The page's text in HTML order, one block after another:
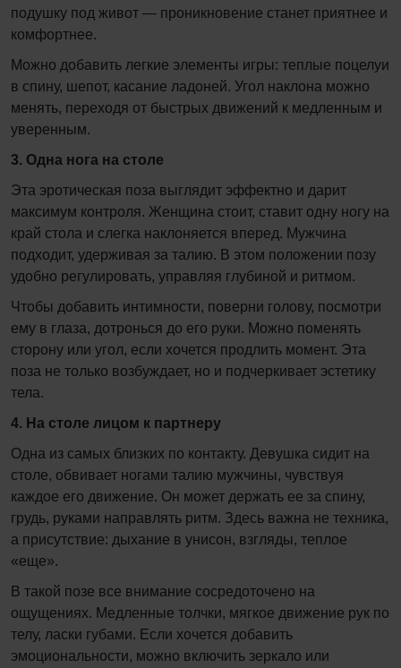
подушку под живот — проникновение станет приятнее и
комфортнее.
Можно добавить легкие элементы игры: теплые поцелуи
в спину, шепот, касание ладоней. Угол наклона можно
менять, переходя от быстрых движений к медленным и
уверенным.
3. Одна нога на столе
Эта эротическая поза выглядит эффектно и дарит
максимум контроля. Женщина стоит, ставит одну ногу на
край стола и слегка наклоняется вперед. Мужчина
подходит, удерживая за талию. В этом положении позу
удобно регулировать, управляя глубиной и ритмом.
Чтобы добавить интимности, поверни голову, посмотри
ему в глаза, дотронься до его руки. Можно поменять
сторону или угол, если хочется продлить момент. Эта
поза не только возбуждает, но и подчеркивает эстетику
тела.
4. На столе лицом к партнеру
Одна из самых близких по контакту. Девушка сидит на
столе, обвивает ногами талию мужчины, чувствуя
каждое его движение. Он может держать ее за спину,
грудь, руками направлять ритм. Здесь важна не техника,
а присутствие: дыхание в унисон, взгляды, теплое
«еще».
В такой позе все внимание сосредоточено на
ощущениях. Медленные толчки, мягкое движение рук по
телу, ласки губами. Если хочется добавить
эмоциональности, можно включить зеркало или